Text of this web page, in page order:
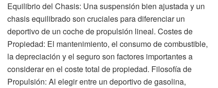
Equilibrio del Chasis: Una suspensión bien ajustada y un
chasis equilibrado son cruciales para diferenciar un
deportivo de un coche de propulsión lineal. Costes de
Propiedad: El mantenimiento, el consumo de combustible,
la depreciación y el seguro son factores importantes a
considerar en el coste total de propiedad. Filosofía de
Propulsión: Al elegir entre un deportivo de gasolina,